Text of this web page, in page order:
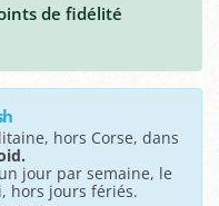
de fidélité
hors Corse, dans
un jour par semaine, le
hors jours fériés.